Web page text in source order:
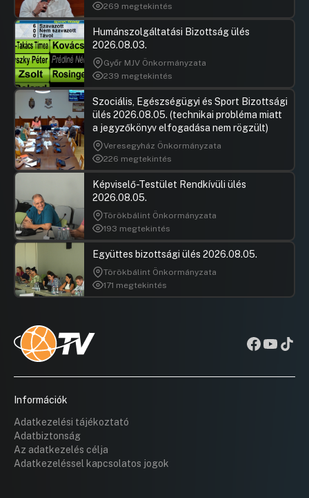
269 megtekintés
Humánszolgáltatási Bizottság ülés
2026.08.03.
Győr MJV Önkormányzata
239 megtekintés
Szociális, Egészségügyi és Sport Bizottsági
ülés 2026.08.05. (technikai probléma miatt
a jegyzőkönyv elfogadása nem rögzült)
Veresegyház Önkormányzata
226 megtekintés
Képviselő-Testület Rendkívüli ülés
2026.08.05.
Törökbálint Önkormányzata
193 megtekintés
Együttes bizottsági ülés 2026.08.05.
Törökbálint Önkormányzata
171 megtekintés
Információk
Adatkezelési tájékoztató
Adatbiztonság
Az adatkezelés célja
Adatkezeléssel kapcsolatos jogok